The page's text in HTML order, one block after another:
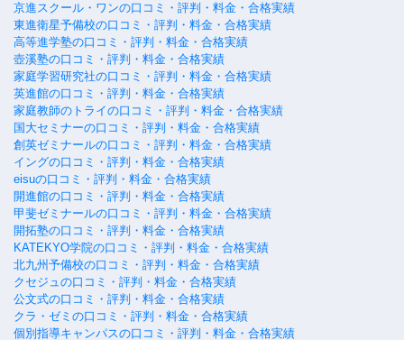
京進スクール・ワンの口コミ・評判・料金・合格実績
東進衛星予備校の口コミ・評判・料金・合格実績
高等進学塾の口コミ・評判・料金・合格実績
壺溪塾の口コミ・評判・料金・合格実績
家庭学習研究社の口コミ・評判・料金・合格実績
英進館の口コミ・評判・料金・合格実績
家庭教師のトライの口コミ・評判・料金・合格実績
国大セミナーの口コミ・評判・料金・合格実績
創英ゼミナールの口コミ・評判・料金・合格実績
イングの口コミ・評判・料金・合格実績
eisuの口コミ・評判・料金・合格実績
開進館の口コミ・評判・料金・合格実績
甲斐ゼミナールの口コミ・評判・料金・合格実績
開拓塾の口コミ・評判・料金・合格実績
KATEKYO学院の口コミ・評判・料金・合格実績
北九州予備校の口コミ・評判・料金・合格実績
クセジュの口コミ・評判・料金・合格実績
公文式の口コミ・評判・料金・合格実績
クラ・ゼミの口コミ・評判・料金・合格実績
個別指導キャンパスの口コミ・評判・料金・合格実績